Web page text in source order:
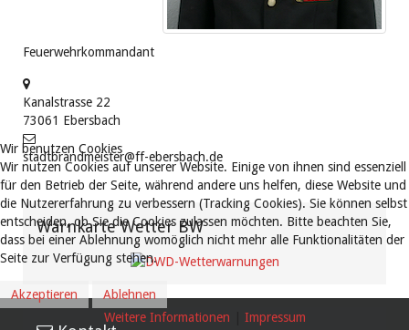
Feuerwehrkommandant
Kanalstrasse 22
73061 Ebersbach
stadtbrandmeister@ff-ebersbach.de
Warnkarte Wetter BW
Wir benutzen Cookies
Wir nutzen Cookies auf unserer Website. Einige von ihnen sind essenziell
für den Betrieb der Seite, während andere uns helfen, diese Website und
die Nutzererfahrung zu verbessern (Tracking Cookies). Sie können selbst
entscheiden, ob Sie die Cookies zulassen möchten. Bitte beachten Sie,
dass bei einer Ablehnung womöglich nicht mehr alle Funktionalitäten der
Seite zur Verfügung stehen.
Akzeptieren
Ablehnen
Weitere Informationen
Impressum